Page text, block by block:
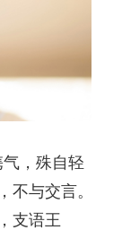
，殊自轻
不与交言。
支语王